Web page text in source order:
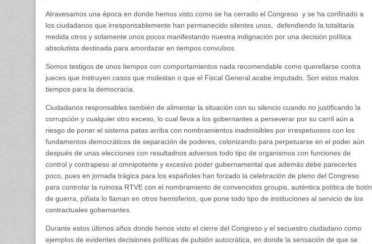
Atravesamos una época en donde hemos visto como se ha cerrado el Congreso y se ha confinado a
los ciudadanos que irresponsablemente han permanecido silentes unos, defendiendo la totalitaria
medida otros y solamente unos pocos manifestando nuestra indignación por una decisión política
absolutista destinada para amordazar en tiempos convulsos.
Somos testigos de unos tiempos con comportamientos nada recomendable como querellarse contra
jueces que instruyen casos que molestan o que el Fiscal General acabe imputado. Son estos malos
tiempos para la democracia.
Ciudadanos responsables también de alimentar la situación con su silencio cuando no justificando la
corrupción y cualquier otro exceso, lo cual lleva a los gobernantes a perseverar por su carril aún a
riesgo de poner el sistema patas arriba con nombramientos inadmisibles por irrespetuosos con los
fundamentos democráticos de separación de poderes, colonizando para perpetuarse en el poder aún
después de unas elecciones con resultadnos adversos todo tipo de organismos con funciones de
control y contrapeso al omnipotente y excesivo poder gubernamental que además debe parecerles
poco, pues en jornada trágica para los españoles han forzado la celebración de pleno del Congreso
para controlar la ruinosa RTVE con el nombramiento de convencidos groupis, auténtica política de botín
de guerra, piñata lo llaman en otros hemisferios, que pone todo tipo de instituciones al servicio de los
contractuales gobernantes.
Durante estos últimos años donde henos visto el cierre del Congreso y el secuestro ciudadano como
ejemplos de evidentes decisiones políticas de pulsión autocrática, en donde la sensación de que se